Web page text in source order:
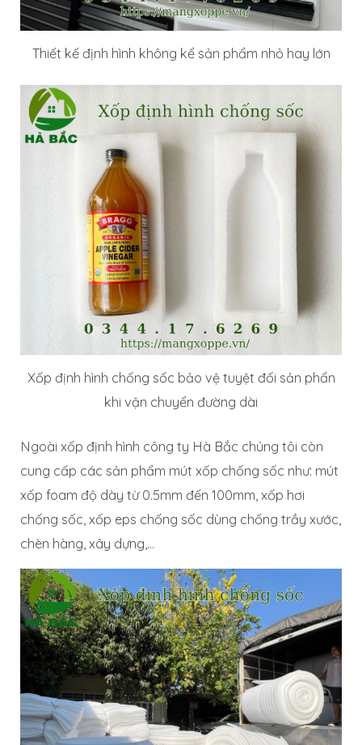
Thiết kế định hình không kể sản phẩm nhỏ hay lớn
Xốp định hình chống sốc bảo vệ tuyệt đối sản phẩn
khi vận chuyển đường dài
Ngoài xốp định hình công ty Hà Bắc chúng tôi còn
cung cấp các sản phẩm mút xốp chống sốc như: mút
xốp foam độ dày từ 0.5mm đến 100mm, xốp hơi
chống sốc, xốp eps chống sốc dùng chống trầy xước,
chèn hàng, xây dựng,…